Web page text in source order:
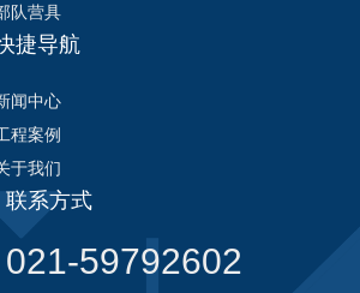
队营具
捷导航
闻中心
程案例
于我们
联系方式
021-59792602